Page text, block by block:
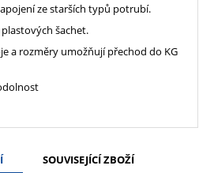
ze starších typů potrubí.
šachet.
a rozměry umožňují přechod do KG
SOUVISEJÍCÍ ZBOŽÍ